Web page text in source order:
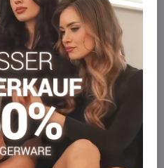
und genießen Sie einen 5 %
Einkauf.
im Warenkorb angewendet.
bestellen, als wir
wir füllen die Ware für Sie